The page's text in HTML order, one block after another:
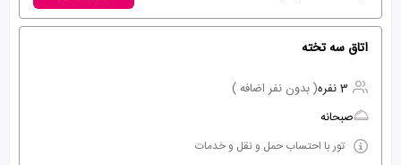
اتاق سه تخته
3 نفره
( بدون نفر اضافه )
صبحانه
تور با احتساب حمل و نقل و خدمات